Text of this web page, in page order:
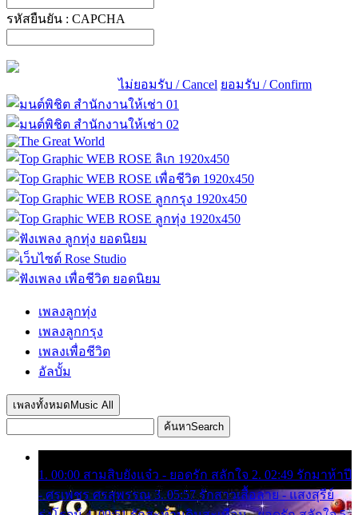
รหัสยืนยัน : CAPCHA
ไม่ยอมรับ / Cancel ยอมรับ / Confirm
เพลงลูกทุ่ง
เพลงลูกกรุง
เพลงเพื่อชีวิต
อัลบั้ม
เพลงทั้งหมด Music All
ค้นหาSearch
1. 00:00 สามสิบยังแจ๋ว - ยอดรัก สลักใจ 2. 02:49 รักมาห้าปี
- ศรเพชร ศรสุพรรณ 3. 05:57 รักสาวเสื้อลาย - แสงสุรีย์